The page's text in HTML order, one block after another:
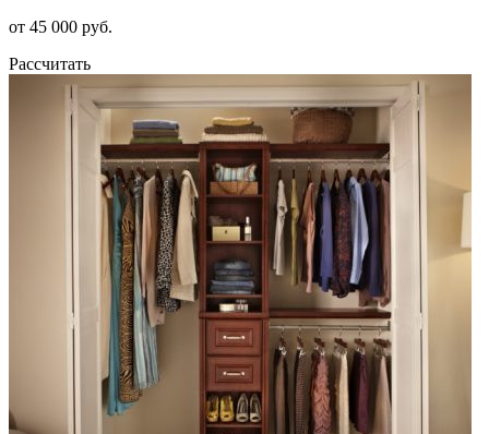
от 45 000 руб.
Рассчитать